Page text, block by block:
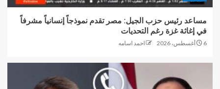
مساعد رئيس حزب الجيل: مصر تقدم نموذجاً إنسانياً مشرفاً
في إغاثة غزة رغم التحديات
6 أغسطس، 2026 احمد اسامه